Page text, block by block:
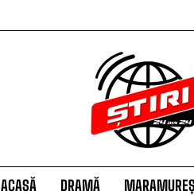
ACASĂ DRAMĂ